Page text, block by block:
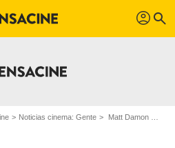
profil search
Noticias cinema: Gente Matt Damon y Josh Brolin podría estar en 'True Grit'